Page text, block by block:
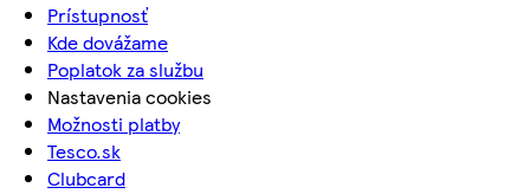
Prístupnosť
Kde dovážame
Poplatok za službu
Nastavenia cookies
Možnosti platby
Tesco.sk
Clubcard